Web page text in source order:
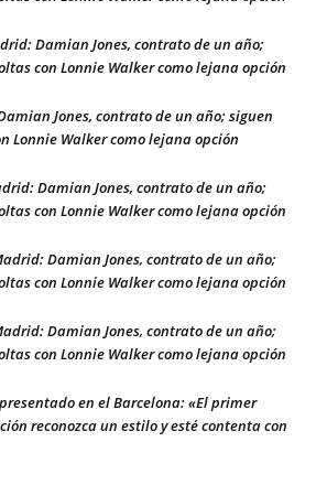
Damian Jones, contrato de un año;
con Lonnie Walker como lejana opción
Jones, contrato de un año; siguen
Lonnie Walker como lejana opción
Damian Jones, contrato de un año;
con Lonnie Walker como lejana opción
Damian Jones, contrato de un año;
con Lonnie Walker como lejana opción
Damian Jones, contrato de un año;
con Lonnie Walker como lejana opción
en el Barcelona: «El primer
reconozca un estilo y esté contenta con